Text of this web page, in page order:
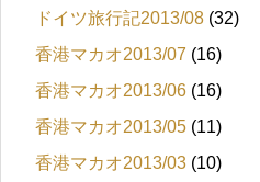
ドイツ旅行記2013/08 (32)
香港マカオ2013/07 (16)
香港マカオ2013/06 (16)
香港マカオ2013/05 (11)
香港マカオ2013/03 (10)